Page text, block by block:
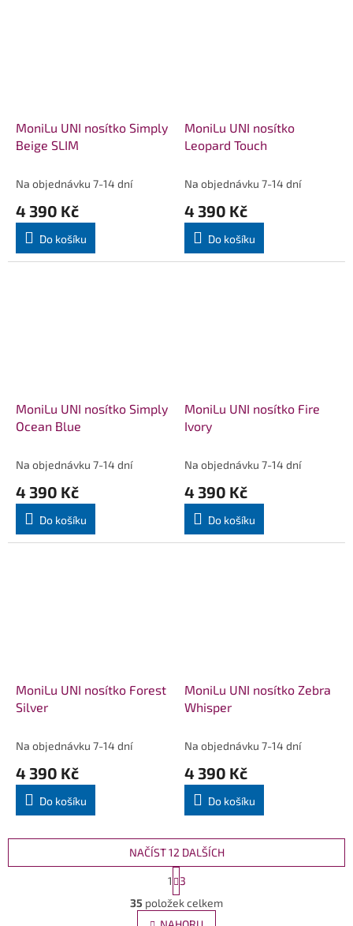
MoniLu UNI nosítko Simply
Beige SLIM
Na objednávku 7-14 dní
4 390 Kč
Do košíku
MoniLu UNI nosítko
Leopard Touch
Na objednávku 7-14 dní
4 390 Kč
Do košíku
MoniLu UNI nosítko Simply
Ocean Blue
Na objednávku 7-14 dní
4 390 Kč
Do košíku
MoniLu UNI nosítko Fire
Ivory
Na objednávku 7-14 dní
4 390 Kč
Do košíku
MoniLu UNI nosítko Forest
Silver
Na objednávku 7-14 dní
4 390 Kč
Do košíku
MoniLu UNI nosítko Zebra
Whisper
Na objednávku 7-14 dní
4 390 Kč
Do košíku
O
v
NAČÍST 12 DALŠÍCH
S
t
r
á
1
3
35 položek celkem